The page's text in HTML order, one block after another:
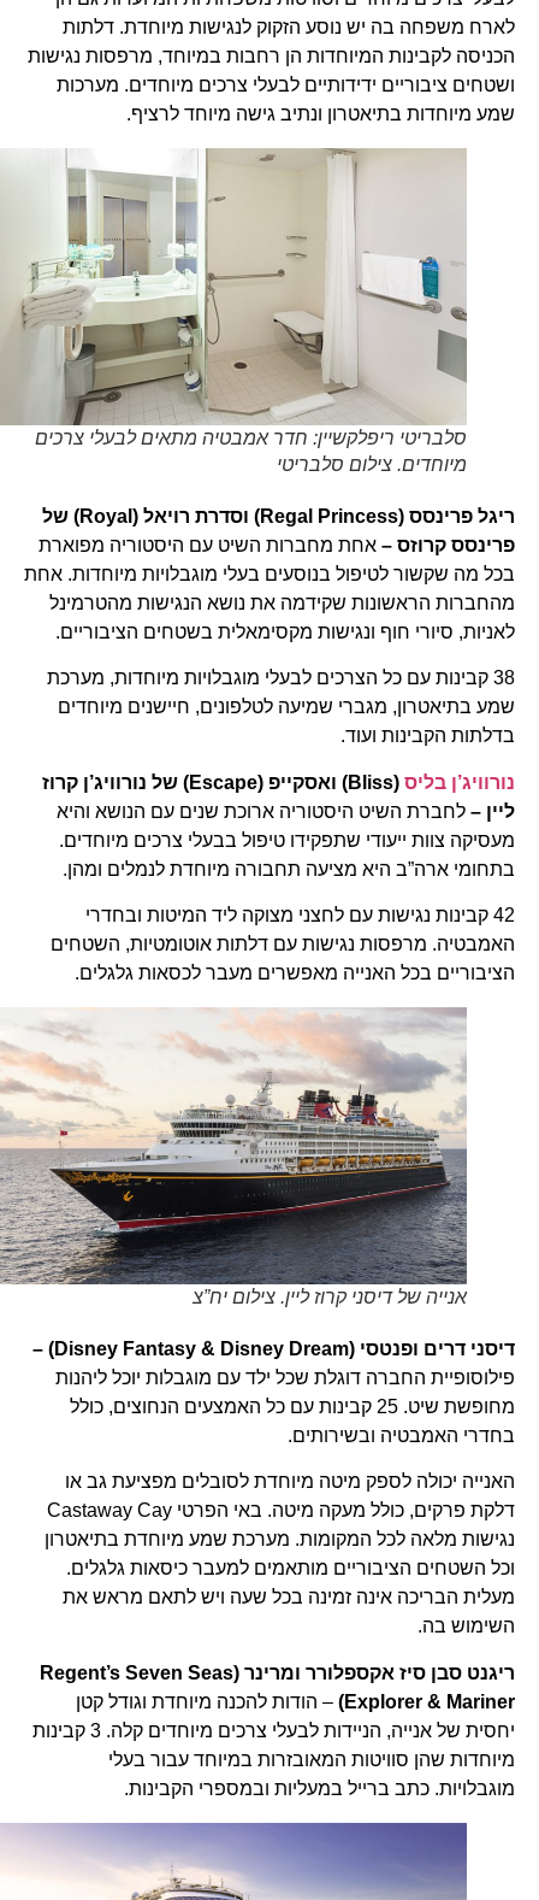
לארח משפחה בה יש נוסע הזקוק לנגישות מיוחדת. דלתות
הכניסה לקבינות המיוחדות הן רחבות במיוחד, מרפסות נגישות
ושטחים ציבוריים ידידותיים לבעלי צרכים מיוחדים. מערכות
שמע מיוחדות בתיאטרון ונתיב גישה מיוחד לרציף.
סלבריטי ריפלקשיין: חדר אמבטיה מתאים לבעלי צרכים
מיוחדים. צילום סלבריטי
ריגל פרינסס (Regal Princess) וסדרת רויאל(Royal)
של
פרינסס קרוזס –אחת מחברות השיט עם היסטוריה מפוארת
בכל מה שקשור לטיפול בנוסעים בעלי מוגבלויות מיוחדות. אחת
מהחברות הראשונות שקידמה את נושא הנגישות מהטרמינל
לאניות, סיורי חוף ונגישות מקסימאלית בשטחים הציבוריים.
38 קבינות עם כל הצרכים לבעלי מוגבלויות מיוחדות, מערכת
שמע בתיאטרון, מגברי שמיעה לטלפונים, חיישנים מיוחדים
בדלתות הקבינות ועוד.
נורוויג’ן בליס(Bliss) ואסקייפ(Escape)
של נורוויג’ן קרוז
ליין –לחברת השיט היסטוריה ארוכת שנים עם הנושא והיא
מעסיקה צוות ייעודי שתפקידו טיפול בבעלי צרכים מיוחדים.
בתחומי ארה”ב היא מציעה תחבורה מיוחדת לנמלים ומהן.
42 קבינות נגישות עם לחצני מצוקה ליד המיטות ובחדרי
האמבטיה. מרפסות נגישות עם דלתות אוטומטיות, השטחים
הציבוריים בכל האנייה מאפשרים מעבר לכסאות גלגלים.
אנייה של דיסני קרוז ליין. צילום יח”צ
דיסני דרים ופנטסי ( Disney Fantasy &Disney Dream)
–
פילוסופיית החברה דוגלת שכל ילד עם מוגבלות יוכל ליהנות
מחופשת שיט. 25 קבינות עם כל האמצעים הנחוצים, כולל
בחדרי האמבטיה ובשירותים.
האנייה יכולה לספק מיטה מיוחדת לסובלים מפציעת גב או
דלקת פרקים, כולל מעקה מיטה. באי הפרטי Castaway Cay
נגישות מלאה לכל המקומות. מערכת שמע מיוחדת בתיאטרון
וכל השטחים הציבוריים מותאמים למעבר כיסאות גלגלים.
מעלית הבריכה אינה זמינה בכל שעה ויש לתאם מראש את
השימוש בה.
ריגנט סבן סיז אקספלורר ומרינר (Regent’s Seven Seas
Explorer & Mariner) – הודות להכנה מיוחדת וגודל קטן
יחסית של אנייה, הניידות לבעלי צרכים מיוחדים קלה. 3 קבינות
מיוחדות שהן סוויטות המאובזרות במיוחד עבור בעלי
מוגבלויות. כתב ברייל במעליות ובמספרי הקבינות.